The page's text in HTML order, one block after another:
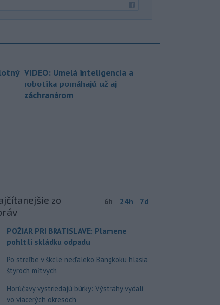
VIDEO: Umelá inteligencia a
robotika pomáhajú už aj
záchranárom
zo
6h 24h 7d
POŽIAR PRI BRATISLAVE: Plamene
pohltili skládku odpadu
Po streľbe v škole neďaleko Bangkoku hlásia
štyroch mŕtvych
Horúčavy vystriedajú búrky: Výstrahy vydali
vo viacerých okresoch